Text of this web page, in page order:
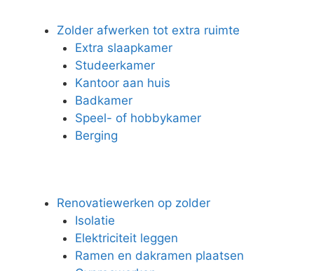
Zolder afwerken tot extra ruimte
Extra slaapkamer
Studeerkamer
Kantoor aan huis
Badkamer
Speel- of hobbykamer
Berging
Renovatiewerken op zolder
Isolatie
Elektriciteit leggen
Ramen en dakramen plaatsen